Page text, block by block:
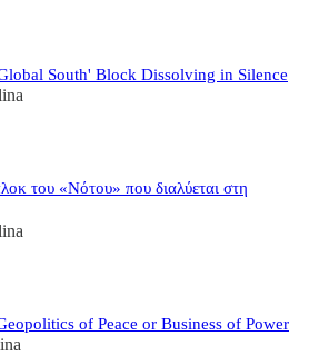
South' Block Dissolving in Silence
του «Νότου» που διαλύεται στη
of Peace or Business of Power